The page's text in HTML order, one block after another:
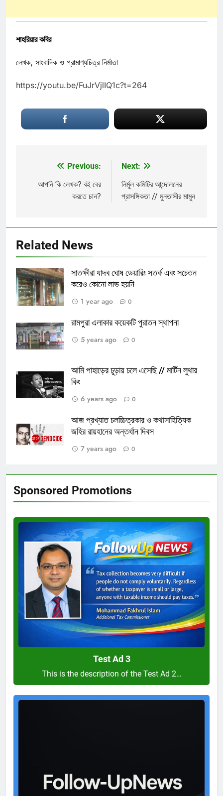
শাহরিয়ার কবির
লেখক, সাংবাদিক ও প্রামাণ্যচিত্র নির্মাতা
https://youtu.be/FuJrVjlIQ1c?t=264
navigation
Previous:
আপনি কি লেখক? বই বের
করতে চান?
Next:
নির্মূল কমিটির আন্দোলনের
প্রাসঙ্গিকতা // মুনতাসীর মামুন
Related News
সাতক্ষীরা যাদব ঘোষ ডেয়ারিঃ সতর্ক এবং সচেতন
করেও কোনো লাভ হয়নি
1 year ago
0
রামপুরা এলাকার কয়েকটি পুরাতন স্থাপনা
5 years ago
0
আমি পাহাড়ের চূড়ায় চলে এসেছি // মার্টিন লুথার
কিং
6 years ago
0
আজ প্রখ্যাত চলচ্চিত্রকার ও কথাসাহিত্যিক
জহির রায়হানের অন্তর্ধান দিবস
7 years ago
0
Sponsored Promotions
Test
Ad
3
Test Ad 3
This is the description of the Test Ad 2…